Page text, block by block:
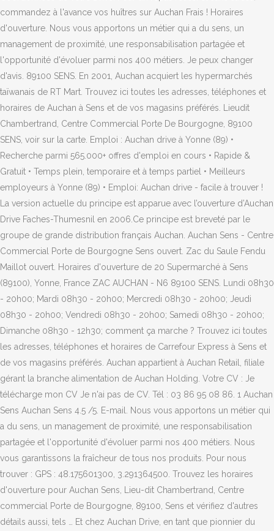
commandez à l'avance vos huîtres sur Auchan Frais ! Horaires
d'ouverture. Nous vous apportons un métier qui a du sens, un
management de proximité, une responsabilisation partagée et
l'opportunité d'évoluer parmi nos 400 métiers. Je peux changer
d'avis. 89100 SENS. En 2001, Auchan acquiert les hypermarchés
taïwanais de RT Mart. Trouvez ici toutes les adresses, téléphones et
horaires de Auchan à Sens et de vos magasins préférés. Lieudit
Chambertrand, Centre Commercial Porte De Bourgogne, 89100
SENS, voir sur la carte. Emploi : Auchan drive à Yonne (89) •
Recherche parmi 565.000+ offres d'emploi en cours • Rapide &
Gratuit • Temps plein, temporaire et à temps partiel • Meilleurs
employeurs à Yonne (89) • Emploi: Auchan drive - facile à trouver !
La version actuelle du principe est apparue avec l’ouverture d’Auchan
Drive Faches-Thumesnil en 2006.Ce principe est breveté par le
groupe de grande distribution français Auchan. Auchan Sens - Centre
Commercial Porte de Bourgogne Sens ouvert. Zac du Saule Fendu
Maillot ouvert. Horaires d'ouverture de 20 Supermarché à Sens
(89100), Yonne, France ZAC AUCHAN - N6 89100 SENS. Lundi 08h30
- 20h00; Mardi 08h30 - 20h00; Mercredi 08h30 - 20h00; Jeudi
08h30 - 20h00; Vendredi 08h30 - 20h00; Samedi 08h30 - 20h00;
Dimanche 08h30 - 12h30; comment ça marche ? Trouvez ici toutes
les adresses, téléphones et horaires de Carrefour Express à Sens et
de vos magasins préférés. Auchan appartient à Auchan Retail, filiale
gérant la branche alimentation de Auchan Holding. Votre CV : Je
télécharge mon CV Je n'ai pas de CV. Tél : 03 86 95 08 86. 1 Auchan
Sens Auchan Sens 4.5 /5. E-mail. Nous vous apportons un métier qui
a du sens, un management de proximité, une responsabilisation
partagée et l'opportunité d'évoluer parmi nos 400 métiers. Nous
vous garantissons la fraîcheur de tous nos produits. Pour nous
trouver : GPS : 48.175601300, 3.291364500. Trouvez les horaires
d'ouverture pour Auchan Sens, Lieu-dit Chambertrand, Centre
commercial Porte de Bourgogne, 89100, Sens et vérifiez d'autres
détails aussi, tels … Et chez Auchan Drive, en tant que pionnier du